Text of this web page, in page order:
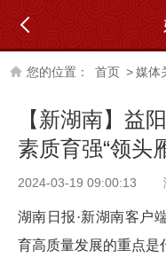
您的位置： 首页 >媒体
【新湖南】益
素质育强“领头
2024-03-19 09:00:13
湖南日报·新湖南客户
育高质量发展的重点是